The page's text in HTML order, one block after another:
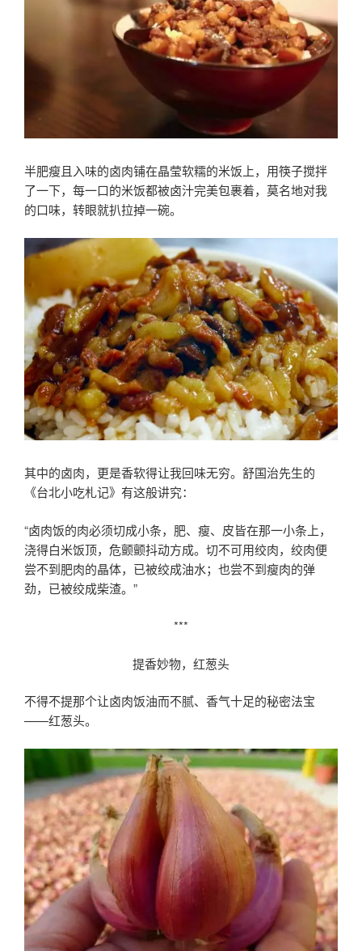
半肥瘦且入味的卤肉铺在晶莹软糯的米饭上，用筷子搅拌
了一下，每一口的米饭都被卤汁完美包裹着，莫名地对我
的口味，转眼就扒拉掉一碗。
其中的卤肉，更是香软得让我回味无穷。舒国治先生的
《台北小吃札记》有这般讲究：
“卤肉饭的肉必须切成小条，肥、瘦、皮皆在那一小条上，
浇得白米饭顶，危颤颤抖动方成。切不可用绞肉，绞肉便
尝不到肥肉的晶体，已被绞成油水；也尝不到瘦肉的弹
劲，已被绞成柴渣。”
***
提香妙物，红葱头
不得不提那个让卤肉饭油而不腻、香气十足的秘密法宝
——红葱头。